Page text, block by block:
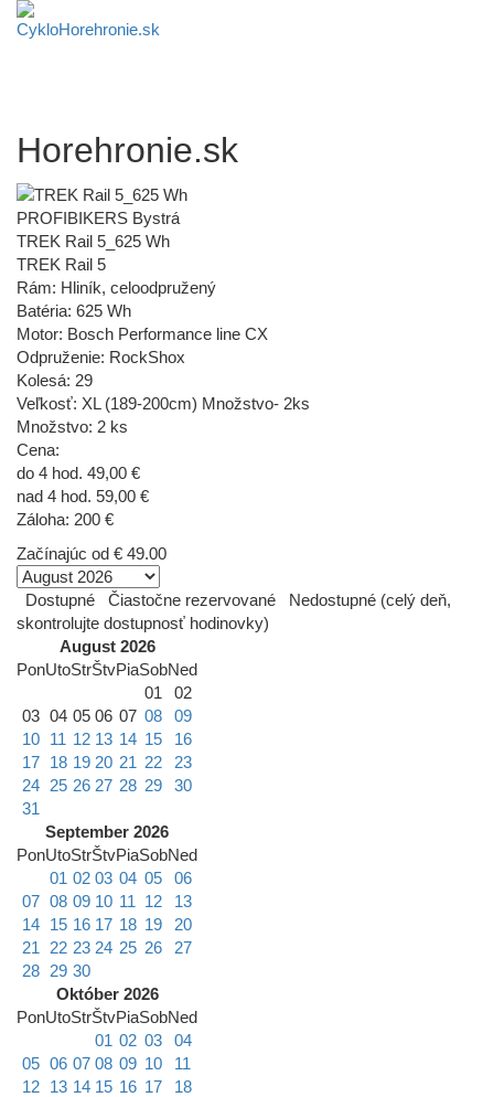
Horehronie.sk
PROFIBIKERS Bystrá
TREK Rail 5_625 Wh
TREK Rail 5
Rám: Hliník, celoodpružený
Batéria: 625 Wh
Motor: Bosch Performance line CX
Odpruženie: RockShox
Kolesá: 29
Veľkosť: XL (189-200cm) Množstvo- 2ks
Množstvo: 2 ks
Cena:
do 4 hod. 49,00 €
nad 4 hod. 59,00 €
Záloha: 200 €
Začínajúc od € 49.00
Dostupné Čiastočne rezervované
Nedostupné (celý deň,
skontrolujte dostupnosť hodinovky)
August 2026
PonUtoStrŠtvPiaSobNed
01
02
03 04 05 06 07 08
09
10 11 12 13 14 15
16
17 18 19 20 21 22
23
24 25 26 27 28 29
30
31
September 2026
PonUtoStrŠtvPiaSobNed
01 02 03 04 05
06
07 08 09 10 11 12
13
14 15 16 17 18 19
20
21
22 23 24 25 26
27
28 29 30
Október 2026
PonUtoStrŠtvPiaSobNed
01 02 03
04
05 06 07 08 09 10
11
12 13 14 15 16 17
18